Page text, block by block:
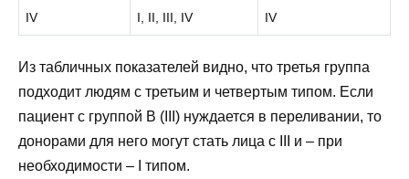
IV I, II, III, IV IV
Из табличных показателей видно, что третья группа
подходит людям с третьим и четвертым типом. Если
пациент с группой B (III) нуждается в переливании, то
донорами для него могут стать лица с III и – при
необходимости – I типом.